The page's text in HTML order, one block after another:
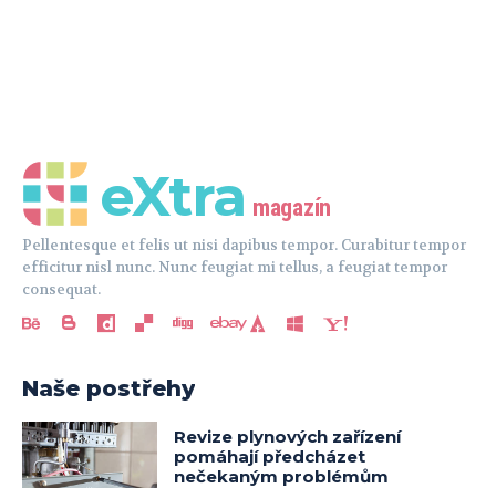
eXtra magazín
Pellentesque et felis ut nisi dapibus tempor. Curabitur tempor
efficitur nisl nunc. Nunc feugiat mi tellus, a feugiat tempor
consequat.
Naše postřehy
Revize plynových zařízení
pomáhají předcházet
nečekaným problémům